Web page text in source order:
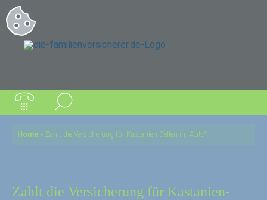
Home » Zahlt die Versicherung für Kastanien-Dellen im Auto?
Zahlt die Versicherung für Kastanien-